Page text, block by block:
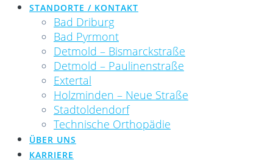
STANDORTE / KONTAKT
Bad Driburg
Bad Pyrmont
Detmold – Bismarckstraße
Detmold – Paulinenstraße
Extertal
Holzminden – Neue Straße
Stadtoldendorf
Technische Orthopädie
ÜBER UNS
KARRIERE